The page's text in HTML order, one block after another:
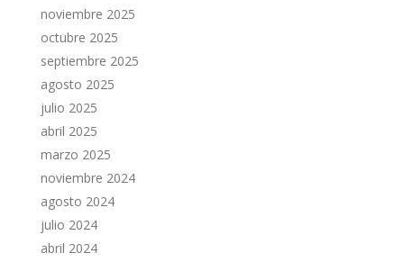
noviembre 2025
octubre 2025
septiembre 2025
agosto 2025
julio 2025
abril 2025
marzo 2025
noviembre 2024
agosto 2024
julio 2024
abril 2024